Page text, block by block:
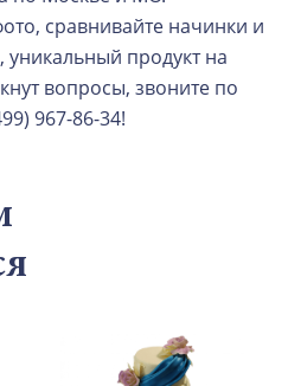
сравнивайте начинки и
продукт на
вопросы, звоните по
967-86-34!